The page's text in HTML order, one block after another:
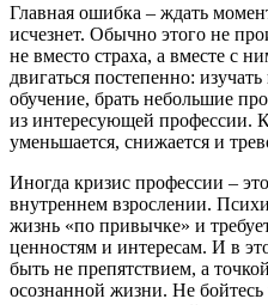
Главная ошибка – ждать
исчезнет. Обычно этого не
не вместо страха, а вместе с
двигаться постепенно:
обучение, брать небольшие
из интересующей профессии.
уменьшается, снижается и
Иногда кризис профессии –
внутреннем взрослении.
жизнь «по привычке» и
ценностям и интересам. И в
быть не препятствием, а
осознанной жизни. Не